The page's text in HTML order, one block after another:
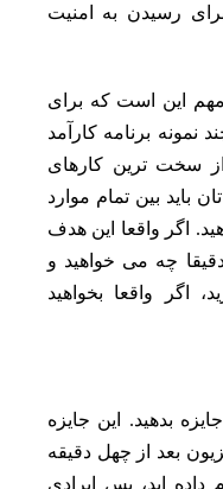
رسیدن به امنیت
مهم این است که برای
نمونه برنامه‌ کارآمد
سخت‌ ترین کارهای
باید بین تمام موارد
اگر واقعا این هدف
چه می‌ خواهید و
اگر واقعا بخواهید
بدهید. این جایزه
بعد از چهل دقیقه
اید، پس ایرادی